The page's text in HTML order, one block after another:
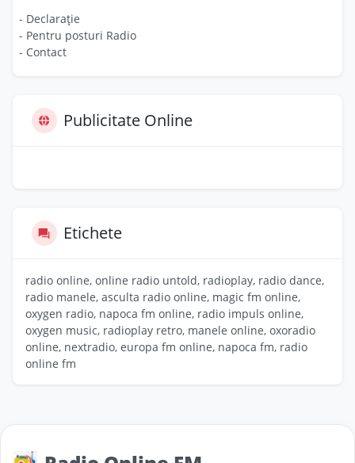
- Declarație
- Pentru posturi Radio
- Contact
Publicitate Online
Etichete
radio online, online radio untold, radioplay, radio dance,
radio manele, asculta radio online, magic fm online,
oxygen radio, napoca fm online, radio impuls online,
oxygen music, radioplay retro, manele online, oxoradio
online, nextradio, europa fm online, napoca fm, radio
online fm